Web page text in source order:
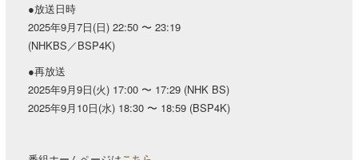
●放送日時
2025年9月7日(日) 22:50 〜 23:19
(NHKBS／BSP4K)
●再放送
2025年9月9日(火) 17:00 〜 17:29 (NHK BS)
2025年9月10日(水) 18:30 〜 18:59 (BSP4K)